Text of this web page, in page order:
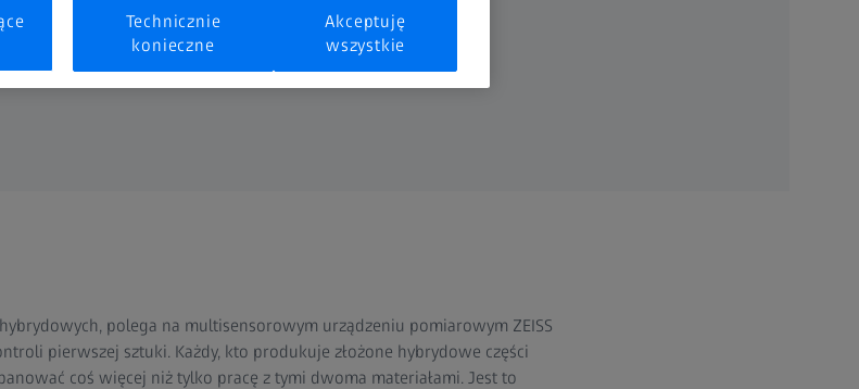
polega na multisensorowym urządzeniu pomiarowym ZEISS
pierwszej sztuki. Każdy, kto produkuje złożone hybrydowe części
coś więcej niż tylko pracę z tymi dwoma materiałami. Jest to
Technicznie
konieczne
Akceptuję
wszystkie